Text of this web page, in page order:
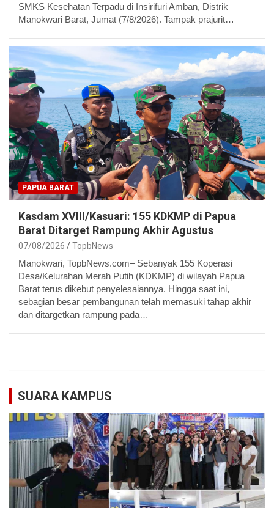
SMKS Kesehatan Terpadu di Insirifuri Amban, Distrik
Manokwari Barat, Jumat (7/8/2026). Tampak prajurit…
PAPUA BARAT
Kasdam XVIII/Kasuari: 155 KDKMP di Papua
Barat Ditarget Rampung Akhir Agustus
07/08/2026 TopbNews
Manokwari, TopbNews.com– Sebanyak 155 Koperasi
Desa/Kelurahan Merah Putih (KDKMP) di wilayah Papua
Barat terus dikebut penyelesaiannya. Hingga saat ini,
sebagian besar pembangunan telah memasuki tahap akhir
dan ditargetkan rampung pada…
SUARA KAMPUS